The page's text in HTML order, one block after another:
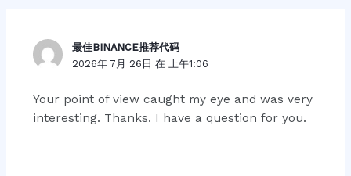
最佳BINANCE推荐代码
2026年 7月 26日 在 上午1:06
Your point of view caught my eye and was very
interesting. Thanks. I have a question for you.